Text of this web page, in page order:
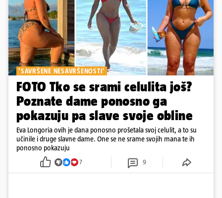
'SAVRŠENE NESAVRŠENOSTI'
FOTO Tko se srami celulita još?
Poznate dame ponosno ga
pokazuju pa slave svoje obline
Eva Longoria ovih je dana ponosno prošetala svoj celulit, a to su
učinile i druge slavne dame. One se ne srame svojih mana te ih
ponosno pokazuju
7 9